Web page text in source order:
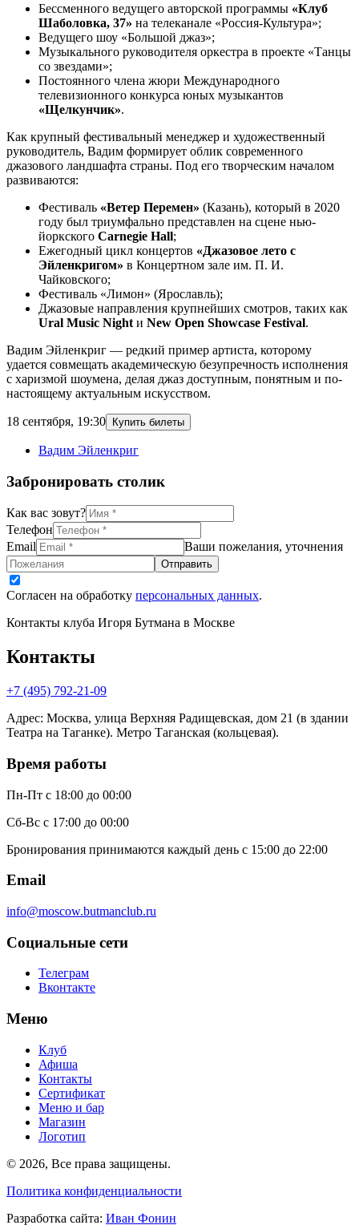
Бессменного ведущего авторской программы «Клуб
Шаболовка, 37» на телеканале «Россия-Культура»;
Ведущего шоу «Большой джаз»;
Музыкального руководителя оркестра в проекте «Танцы
со звездами»;
Постоянного члена жюри Международного
телевизионного конкурса юных музыкантов
«Щелкунчик».
Как крупный фестивальный менеджер и художественный
руководитель, Вадим формирует облик современного
джазового ландшафта страны. Под его творческим началом
развиваются:
Фестиваль «Ветер Перемен» (Казань), который в 2020
году был триумфально представлен на сцене нью-
йоркского Carnegie Hall;
Ежегодный цикл концертов «Джазовое лето с
Эйленкригом» в Концертном зале им. П. И.
Чайковского;
Фестиваль «Лимон» (Ярославль);
Джазовые направления крупнейших смотров, таких как
Ural Music Night и New Open Showcase Festival.
Вадим Эйленкриг — редкий пример артиста, которому
удается совмещать академическую безупречность исполнения
с харизмой шоумена, делая джаз доступным, понятным и по-
настоящему актуальным искусством.
18 сентября, 19:30 Купить билеты
Вадим Эйленкриг
Забронировать столик
Как вас зовут?
Телефон
Email
Ваши пожелания, уточнения
Отправить
Согласен на обработку персональных данных.
Контакты клуба Игоря Бутмана в Москве
Контакты
+7 (495) 792-21-09
Адрес: Москва, улица Верхняя Радищевская, дом 21 (в здании
Театра на Таганке). Метро Таганская (кольцевая).
Время работы
Пн-Пт с 18:00 до 00:00
Сб-Вс с 17:00 до 00:00
Бронирования принимаются каждый день с 15:00 до 22:00
Email
info@moscow.butmanclub.ru
Социальные сети
Телеграм
Вконтакте
Меню
Клуб
Афиша
Контакты
Сертификат
Меню и бар
Магазин
Логотип
© 2026, Все права защищены.
Политика конфиденциальности
Разработка сайта: Иван Фонин